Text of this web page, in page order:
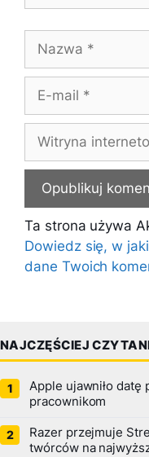
mail
internetowa
Ta strona używa
Dowiedz się, w
dane Twoich
NAJCZĘŚCIEJ
Apple ujawniło datę
pracownikom
Razer przejmuje
twórców na